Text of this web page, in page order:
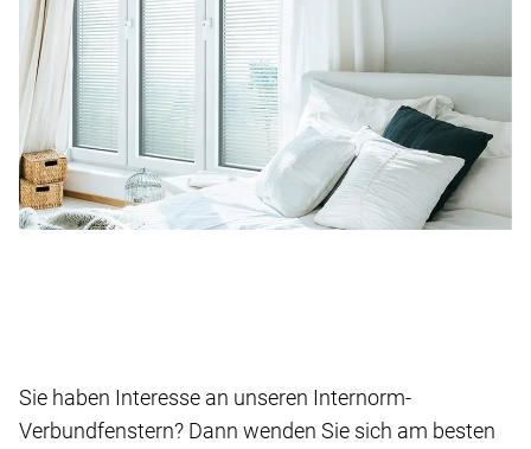
Sie haben Interesse an unseren Internorm-
Verbundfenstern? Dann wenden Sie sich am besten